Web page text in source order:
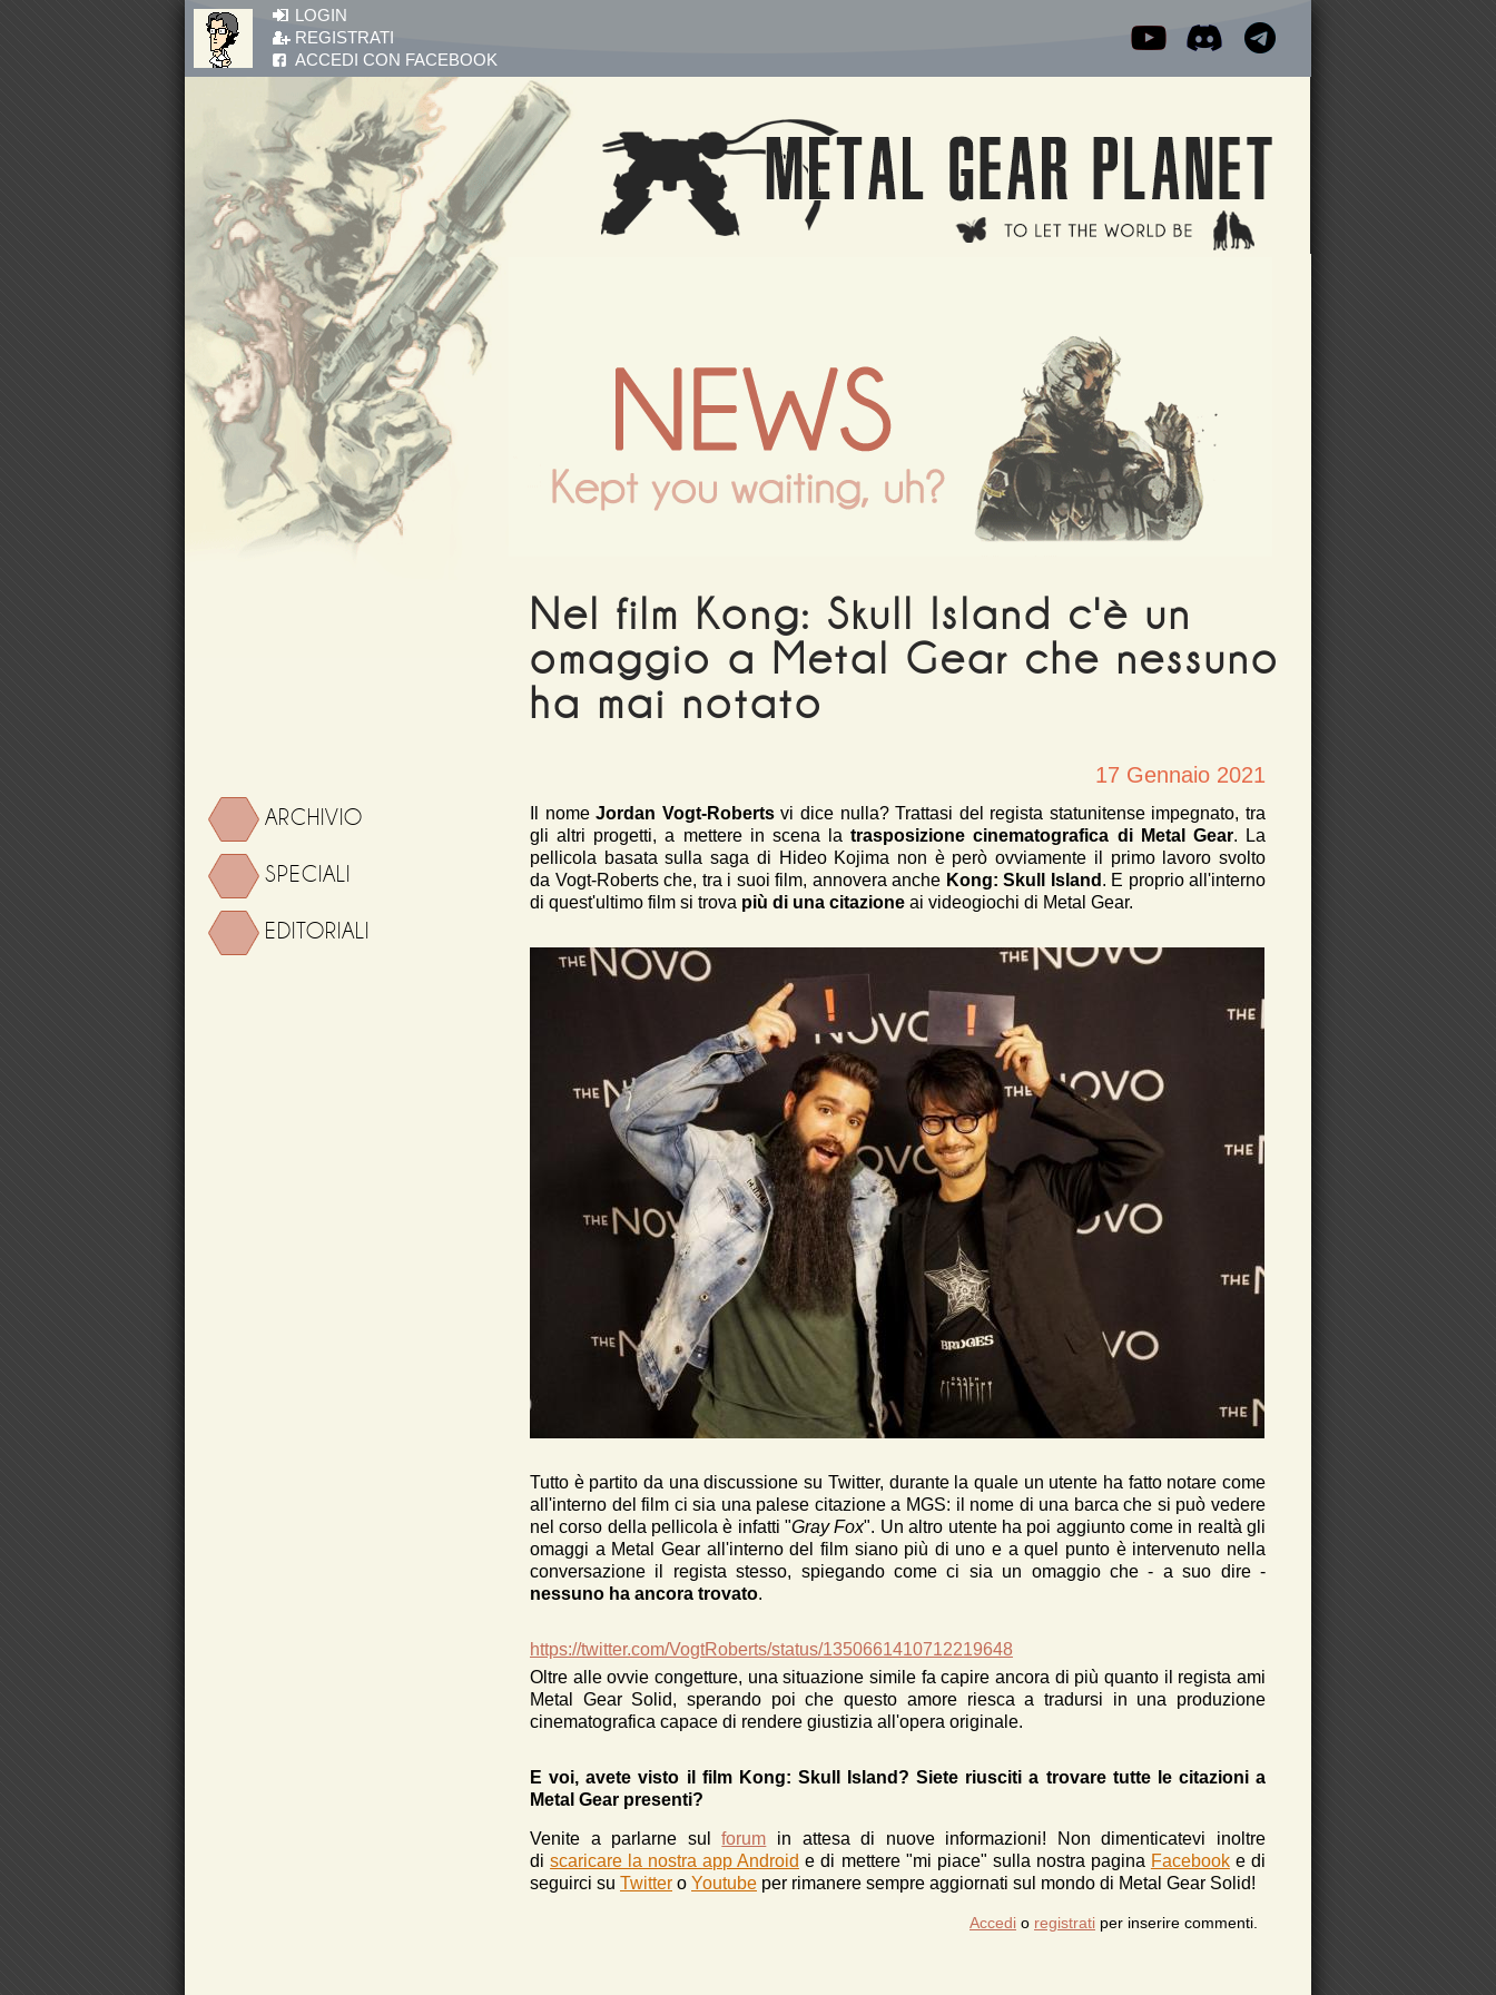
Salta al contenuto principale
LOGIN
REGISTRATI
ACCEDI CON FACEBOOK
Nel film Kong: Skull Island c'è un
omaggio a Metal Gear che nessuno
ha mai notato
ARCHIVIO
SPECIALI
EDITORIALI
17 Gennaio 2021
Il nomeJordan Vogt-Robertsvi dice nulla? Trattasi del regista statunitense impegnato, tra
gli altri progetti, a mettere in scena latrasposizione cinematografica di Metal Gear. La
pellicola basata sulla saga di Hideo Kojima non è però ovviamente il primo lavoro svolto
da Vogt-Roberts che, tra i suoi film, annovera anche Kong: Skull Island . E proprio all'interno
di quest'ultimo film si trova più di una citazione ai videogiochi di Metal Gear.
Tutto è partito da una discussione su Twitter, durante la quale un utente ha fatto notare come
all'interno del film ci sia una palese citazione a MGS: il nome di una barca che si può vedere
nel corso della pellicola è infatti "Gray Fox". Un altro utente ha poi aggiunto come in realtà gli
omaggi a Metal Gear all'interno del film siano più di uno e a quel punto è intervenuto nella
conversazione il regista stesso, spiegando come ci sia un omaggio che - a suo dire -
nessuno ha ancora trovato.
https://twitter.com/VogtRoberts/status/1350661410712219648
Oltre alle ovvie congetture, una situazione simile fa capire ancora di più quanto il regista ami
Metal Gear Solid, sperando poi che questo amore riesca a tradursi in una produzione
cinematografica capace di rendere giustizia all'opera originale.
E voi, avete visto il film Kong: Skull Island? Siete riusciti a trovare tutte le citazioni a
Metal Gear presenti?
Venite a parlarne sulforum in attesa di nuove informazioni!
Non dimenticatevi inoltre
discaricare la nostra app Android e di mettere "mi piace" sulla nostra pagina Facebooke di
seguirci su Twitter o Youtube per rimanere sempre aggiornati sul mondo di Metal Gear Solid!
Accedi o registrati per inserire commenti.